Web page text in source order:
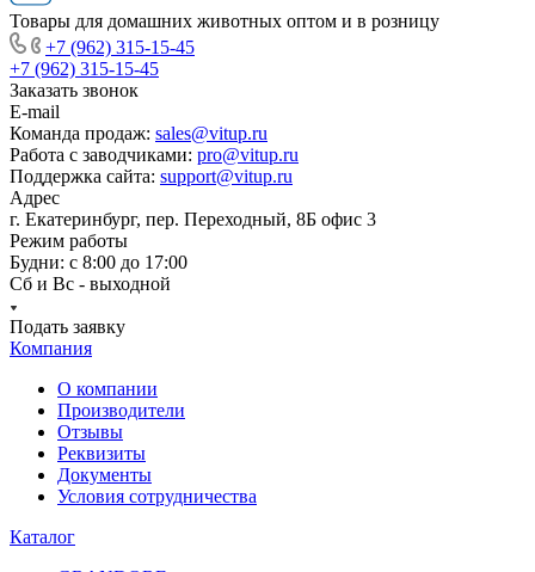
Товары для домашних животных оптом и в розницу
+7 (962) 315-15-45
+7 (962) 315-15-45
Заказать звонок
E-mail
Команда продаж: sales@vitup.ru
Работа с заводчиками: pro@vitup.ru
Поддержка сайта: support@vitup.ru
Адрес
г. Екатеринбург, пер. Переходный, 8Б офис 3
Режим работы
Будни: с 8:00 до 17:00
Сб и Вс - выходной
Подать заявку
Компания
О компании
Производители
Отзывы
Реквизиты
Документы
Условия сотрудничества
Каталог